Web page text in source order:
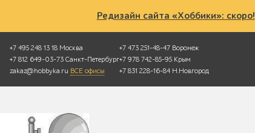
Редизайн сайта «Хоббики»: скоро!
+7 495 248 13 18 Москва
+7 812 649-03-73 Санкт-Петербург
zakaz@hobbyka.ru ВСЕ офисы
+7 473 251-48-47 Воронеж
+7 978 742-85-95 Крым
+7 831 228-16-84 Н.Новгород